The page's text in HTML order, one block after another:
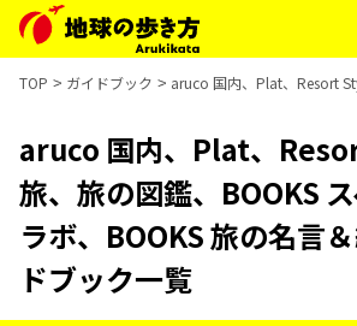
TOP ガイドブック aruco 国内、Plat、Resort
aruco 国内、Plat、
旅、旅の図鑑、BOOKS
ラボ、BOOKS 旅の名言
ドブック一覧